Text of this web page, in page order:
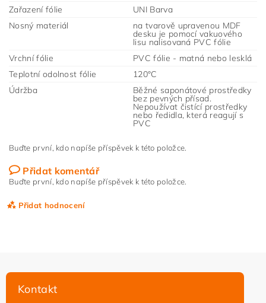
Zařazení fólie
UNI Barva
Nosný materiál
na tvarově upravenou MDF
desku je pomocí vakuového
lisu nalisovaná PVC fólie
Vrchní fólie
PVC fólie - matná nebo lesklá
Teplotní odolnost fólie
120°C
Údržba
Běžné saponátové prostředky
bez pevných přísad.
Nepoužívat čistící prostředky
nebo ředidla, která reagují s
PVC
Buďte první, kdo napíše příspěvek k této položce.
Přidat komentář
Buďte první, kdo napíše příspěvek k této položce.
Přidat hodnocení
Kontakt